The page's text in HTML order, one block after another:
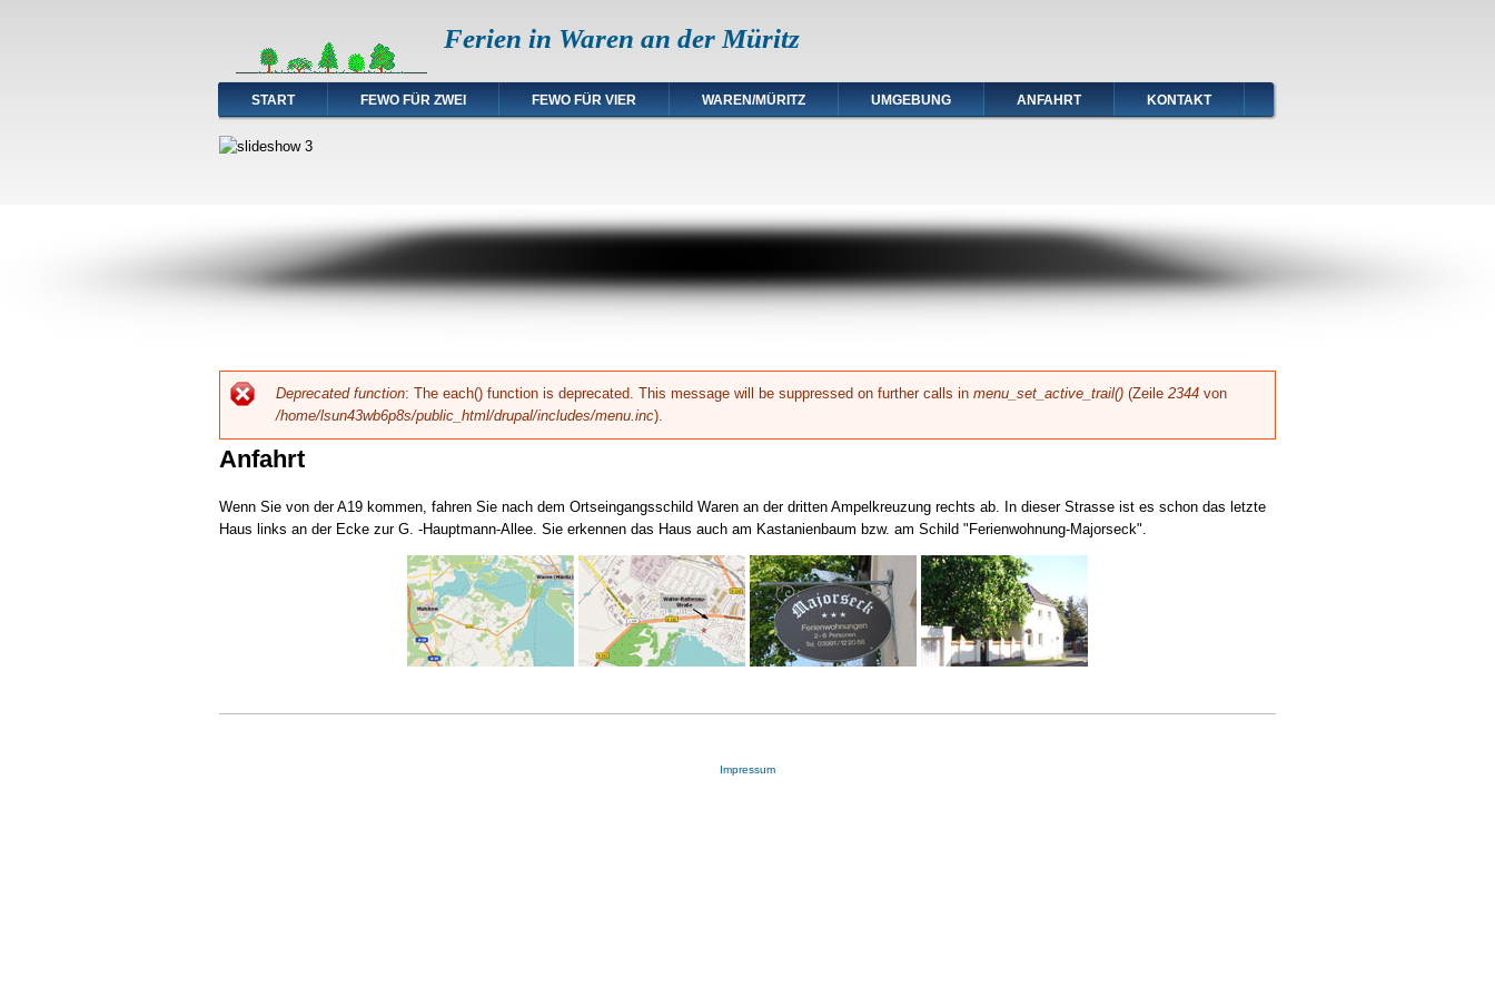
Ferien in Waren an der Müritz
START FEWO FÜR ZWEI FEWO FÜR VIER WAREN/MÜRITZ UMGEBUNG ANFAHRT KONTAKT
Fehlermeldung
Deprecated function: The each() function is deprecated. This message will be suppressed on further calls in menu_set_active_trail() (Zeile 2344 von
/home/lsun43wb6p8s/public_html/drupal/includes/menu.inc).
Anfahrt
Wenn Sie von der A19 kommen, fahren Sie nach dem Ortseingangsschild Waren an der dritten Ampelkreuzung rechts ab. In dieser Strasse ist es schon das letzte
Haus links an der Ecke zur G. -Hauptmann-Allee. Sie erkennen das Haus auch am Kastanienbaum bzw. am Schild "Ferienwohnung-Majorseck".
Impressum